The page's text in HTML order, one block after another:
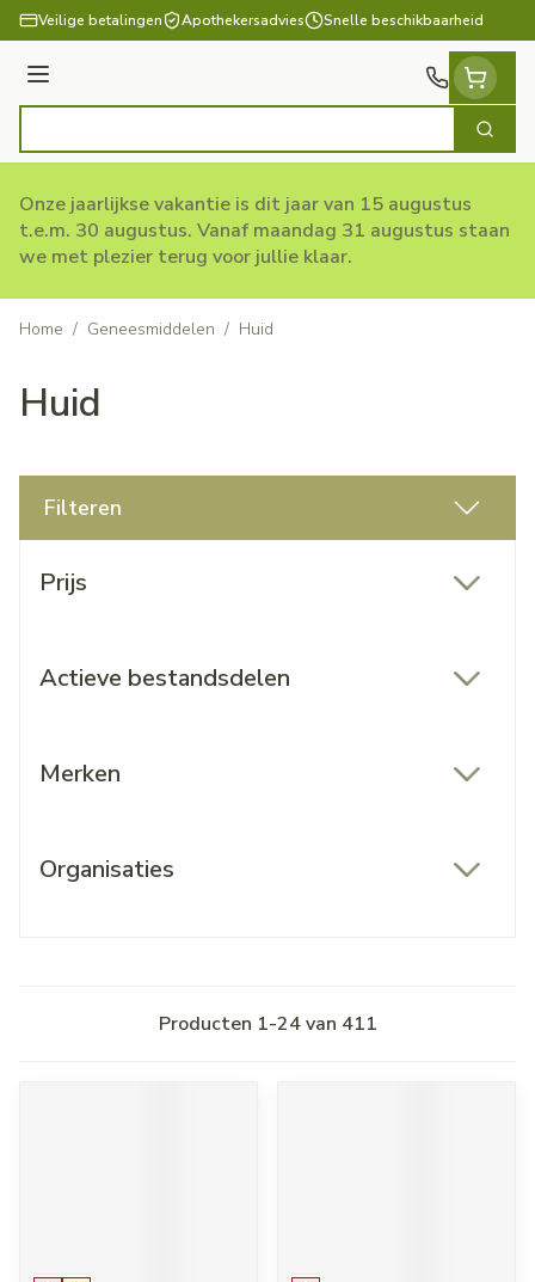
Ga naar de inhoud
Veilige betalingen Apothekersadvies Snelle beschikbaarheid
Menu
Zoek
Onze jaarlijkse vakantie is dit jaar van 15 augustus
t.e.m. 30 augustus. Vanaf maandag 31 augustus staan
we met plezier terug voor jullie klaar.
Home / Geneesmiddelen / Huid
Huid
Filteren
Prijs
Actieve bestandsdelen
Merken
Organisaties
Producten 1-24van 411